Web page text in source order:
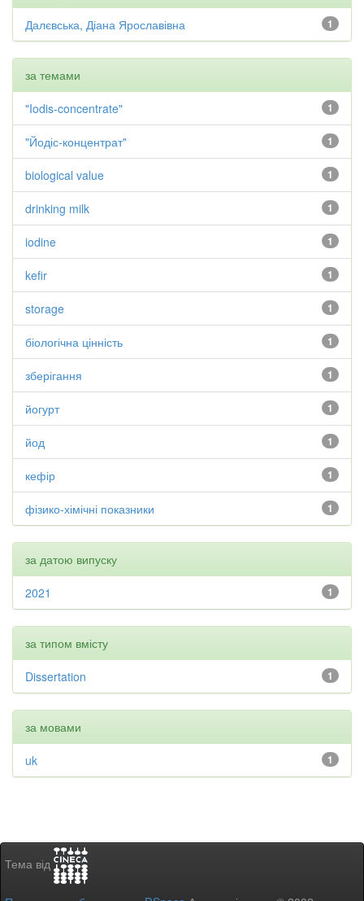
1
Далєвська, Діана Ярославівна
за темами
1
"Iodis-concentrate"
1
"Йодіс-концентрат"
1
biological value
1
drinking milk
1
iodine
1
kefir
1
storage
1
біологічна цінність
1
зберігання
1
йогурт
1
йод
1
кефір
1
фізико-хімічні показники
за датою випуску
1
2021
за типом вмісту
1
Dissertation
за мовами
1
uk
Тема від